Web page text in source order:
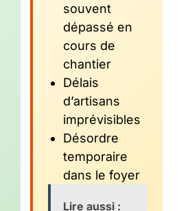
souvent
dépassé en
cours de
chantier
Délais
d’artisans
imprévisibles
Désordre
temporaire
dans le foyer
Lire aussi :